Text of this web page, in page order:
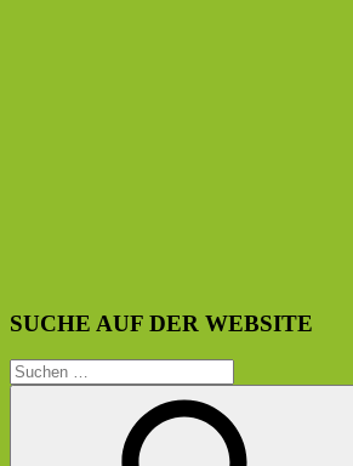
SUCHE AUF DER WEBSITE
Suchen
nach: